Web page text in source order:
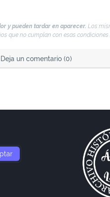
y pueden tardar en aparecer. Los
que no cumplan con esas condiciones
Deja un comentario (0)